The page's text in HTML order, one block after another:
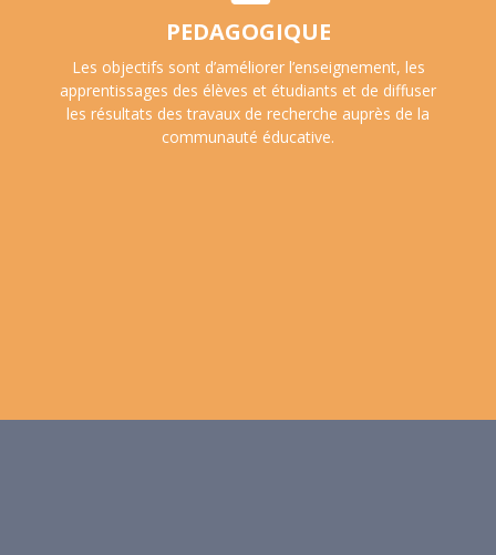
PEDAGOGIQUE
Les objectifs sont d’améliorer l’enseignement, les
apprentissages des élèves et étudiants et de diffuser
les résultats des travaux de recherche auprès de la
communauté éducative.